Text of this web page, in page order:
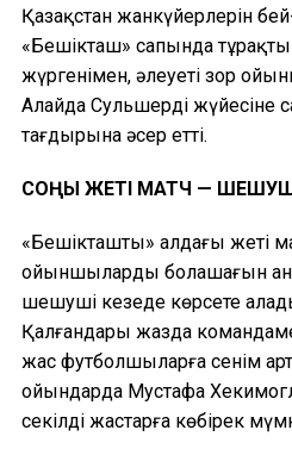
Қазақстан жанкүйерлерін
«Бешікташ» сапында
жүргенімен, әлеуеті зор
Алайда Сульшердің жүйесіне
тағдырына әсер етті.
СОҢҒЫ ЖЕТІ МАТЧ —
«Бешікташтың» алдағы жеті
ойыншылардың болашағын
шешуші кезеңде көрсете
Қалғандары жазда
жас футболшыларға сенім
ойындарда Мустафа
секілді жастарға көбірек